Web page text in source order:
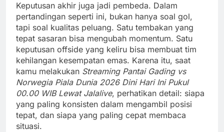
Keputusan akhir juga jadi pembeda. Dalam
pertandingan seperti ini, bukan hanya soal gol,
tapi soal kualitas peluang. Satu tembakan yang
tepat sasaran bisa mengubah momentum. Satu
keputusan offside yang keliru bisa membuat tim
kehilangan kesempatan emas. Karena itu, saat
kamu melakukan Streaming Pantai Gading vs
Norwegia Piala Dunia 2026 Dini Hari Ini Pukul
00.00 WIB Lewat Jalalive, perhatikan detail: siapa
yang paling konsisten dalam mengambil posisi
tepat, dan siapa yang paling cepat membaca
situasi.